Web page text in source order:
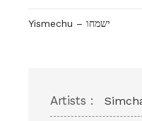
Yismechu – ישמחו
Artists :